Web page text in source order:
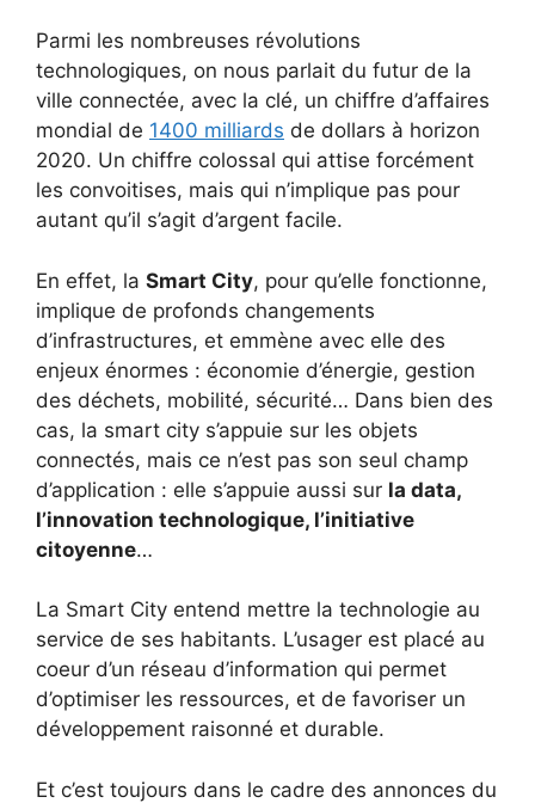
Parmi les nombreuses révolutions
technologiques, on nous parlait du futur de la
ville connectée, avec la clé, un chiffre d’affaires
mondial de 1400 milliards de dollars à horizon
2020. Un chiffre colossal qui attise forcément
les convoitises, mais qui n’implique pas pour
autant qu’il s’agit d’argent facile.
En effet, la Smart City, pour qu’elle fonctionne,
implique de profonds changements
d’infrastructures, et emmène avec elle des
enjeux énormes : économie d’énergie, gestion
des déchets, mobilité, sécurité… Dans bien des
cas, la smart city s’appuie sur les objets
connectés, mais ce n’est pas son seul champ
d’application : elle s’appuie aussi sur la data,
l’innovation technologique, l’initiative
citoyenne…
La Smart City entend mettre la technologie au
service de ses habitants. L’usager est placé au
coeur d’un réseau d’information qui permet
d’optimiser les ressources, et de favoriser un
développement raisonné et durable.
Et c’est toujours dans le cadre des annonces du